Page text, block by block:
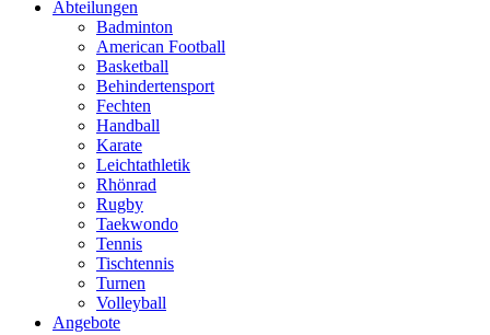
Abteilungen
Badminton
American Football
Basketball
Behindertensport
Fechten
Handball
Karate
Leichtathletik
Rhönrad
Rugby
Taekwondo
Tennis
Tischtennis
Turnen
Volleyball
Angebote